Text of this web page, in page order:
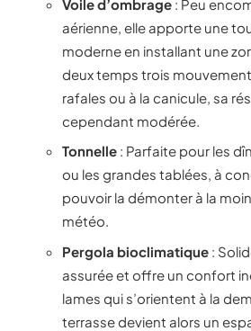
Voile d’ombrage : Peu
aérienne, elle apporte une
moderne en installant une
deux temps trois
rafales ou à la canicule, sa
cependant modérée.
Tonnelle : Parfaite pour les
ou les grandes tablées, à
pouvoir la démonter à la
météo.
Pergola bioclimatique :
assurée et offre un confort
lames qui s’orientent à la
terrasse devient alors un